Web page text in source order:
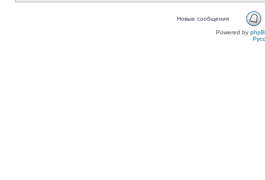
Новые сообщения
Powered by